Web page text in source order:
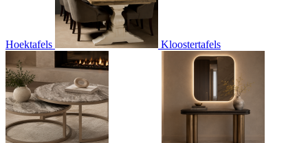
Hoektafels Kloostertafels